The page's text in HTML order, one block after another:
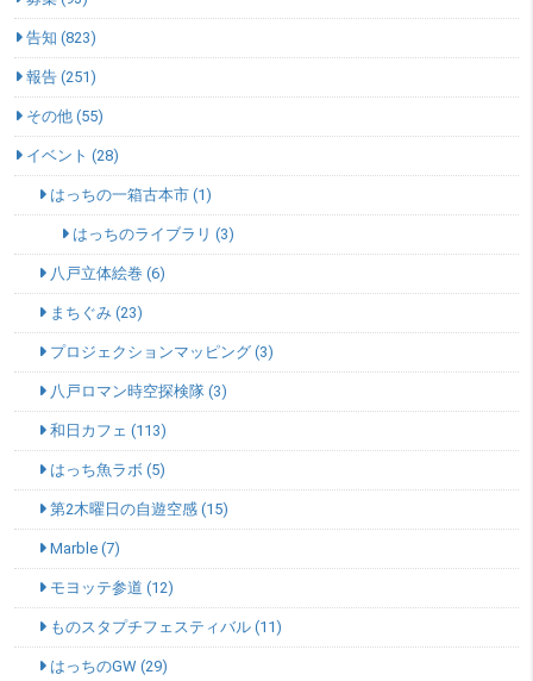
告知 (823)
報告 (251)
その他 (55)
イベント (28)
はっちの一箱古本市 (1)
はっちのライブラリ (3)
八戸立体絵巻 (6)
まちぐみ (23)
プロジェクションマッピング (3)
八戸ロマン時空探検隊 (3)
和日カフェ (113)
はっち魚ラボ (5)
第2木曜日の自遊空感 (15)
Marble (7)
モヨッテ参道 (12)
ものスタプチフェスティバル (11)
はっちのGW (29)